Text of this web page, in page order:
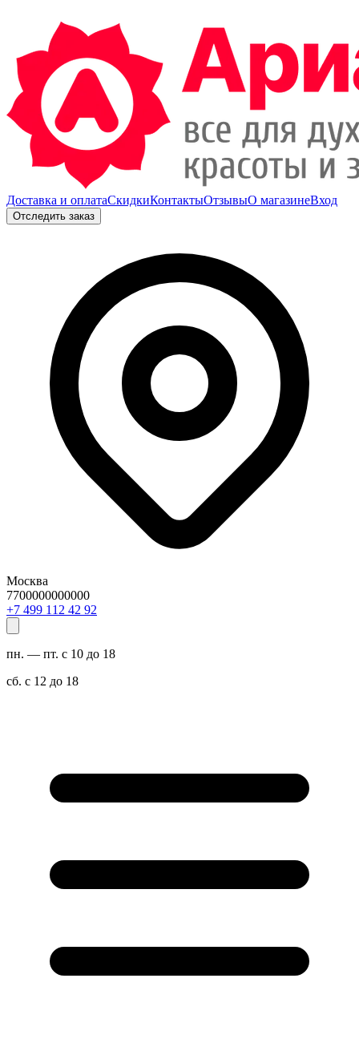
Доставка и оплатаСкидкиКонтактыОтзывыО магазинеВход
Отследить заказ
Москва
7700000000000
29 24 211 994 7+
пн. — пт. с 10 до 18
сб. с 12 до 18